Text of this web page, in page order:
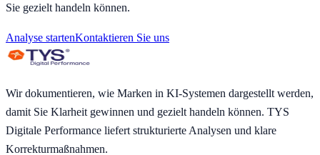
Sie gezielt handeln können.
Analyse startenKontaktieren Sie uns
Wir dokumentieren, wie Marken in KI-Systemen dargestellt werden,
damit Sie Klarheit gewinnen und gezielt handeln können. TYS
Digitale Performance liefert strukturierte Analysen und klare
Korrekturmaßnahmen.